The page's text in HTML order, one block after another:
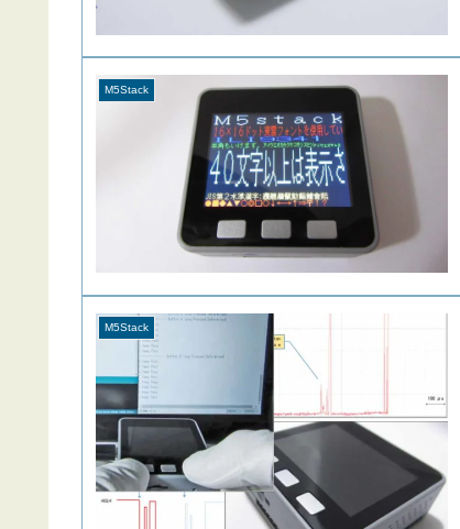
M5Stack
M5Stack